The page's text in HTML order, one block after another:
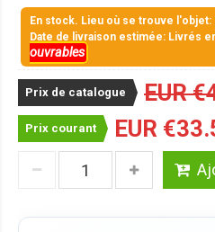
En stock. Lieu où se trouve l'objet:
Date de livraison estimée: Livrés
ouvrables
Prix de catalogue EUR
Prix courant EUR